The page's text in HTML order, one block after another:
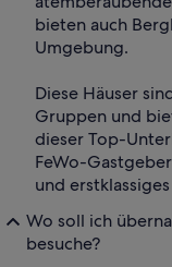
bieten auch
Umgebung.
Diese Häuser
Gruppen und
dieser Top-
FeWo-
und
Wo soll ich
besuche?